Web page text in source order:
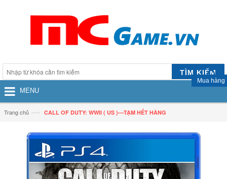
TÌM KIẾM
Mua hàng
MENU
Trang chủ —› CALL OF DUTY: WWII ( US )---TẠM HẾT HÀNG